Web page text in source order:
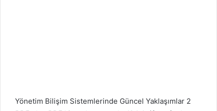
Yönetim Bilişim Sistemlerinde Güncel Yaklaşımlar 2